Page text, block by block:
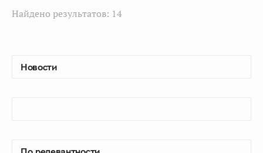
Найдено результатов: 14